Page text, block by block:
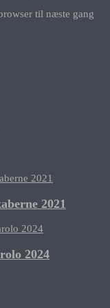
til næste gang
2021
2024